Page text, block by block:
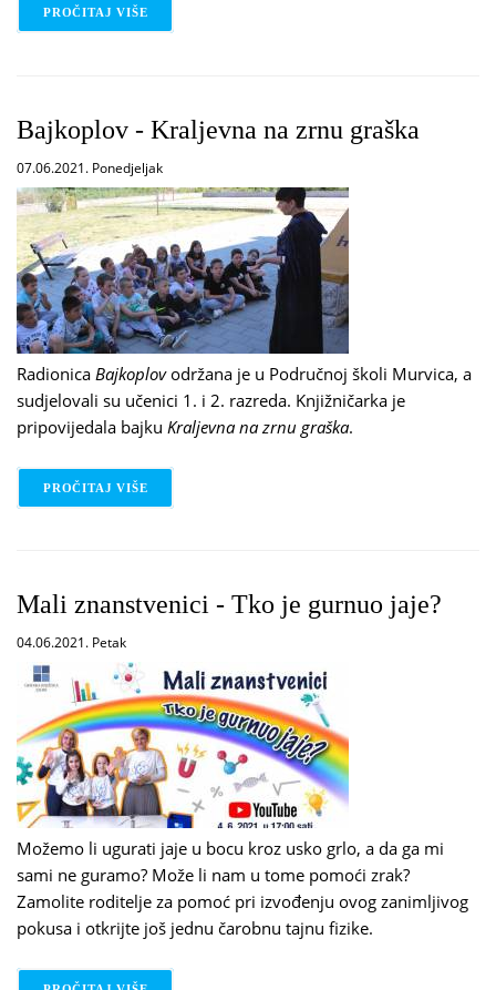
PROČITAJ VIŠE
Bajkoplov - Kraljevna na zrnu graška
07.06.2021. Ponedjeljak
Radionica Bajkoplovodržana je u Područnoj školi Murvica, a
sudjelovali su učenici 1. i 2. razreda. Knjižničarka je
pripovijedala bajku Kraljevna na zrnu graška.
PROČITAJ VIŠE
Mali znanstvenici - Tko je gurnuo jaje?
04.06.2021. Petak
Možemo li ugurati jaje u bocu kroz usko grlo, a da ga mi
sami ne guramo? Može li nam u tome pomoći zrak?
Zamolite roditelje za pomoć pri izvođenju ovog zanimljivog
pokusa i otkrijte još jednu čarobnu tajnu fizike.